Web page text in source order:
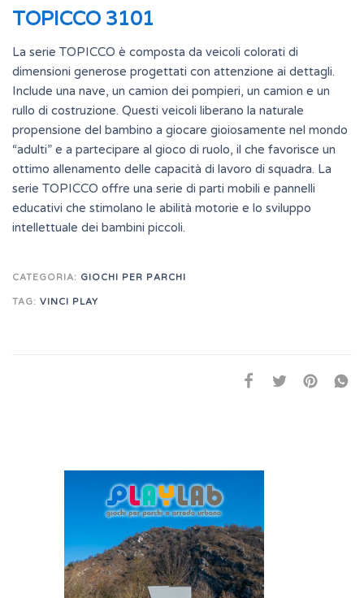
TOPICCO 3101
La serie TOPICCO è composta da veicoli colorati di
dimensioni generose progettati con attenzione ai dettagli.
Include una nave, un camion dei pompieri, un camion e un
rullo di costruzione. Questi veicoli liberano la naturale
propensione del bambino a giocare gioiosamente nel mondo
“adulti” e a partecipare al gioco di ruolo, il che favorisce un
ottimo allenamento delle capacità di lavoro di squadra. La
serie TOPICCO offre una serie di parti mobili e pannelli
educativi che stimolano le abilità motorie e lo sviluppo
intellettuale dei bambini piccoli.
CATEGORIA: GIOCHI PER PARCHI
TAG: VINCI PLAY